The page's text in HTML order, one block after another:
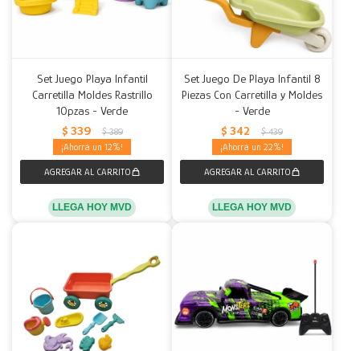
Set Juego Playa Infantil
Carretilla Moldes Rastrillo
10pzas - Verde
$ 339 $ 389
12
LLEGA HOY MVD
Set Juego De Playa Infantil 8
Piezas Con Carretilla y Moldes
- Verde
$ 342 $ 439
22
LLEGA HOY MVD